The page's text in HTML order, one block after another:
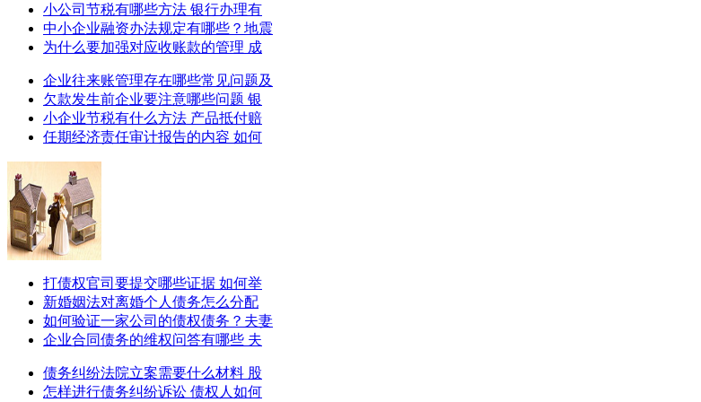
小公司节税有哪些方法 银行办理有
中小企业融资办法规定有哪些？地震
为什么要加强对应收账款的管理 成
企业往来账管理存在哪些常见问题及
欠款发生前企业要注意哪些问题 银
小企业节税有什么方法 产品抵付赔
任期经济责任审计报告的内容 如何
打债权官司要提交哪些证据 如何举
新婚姻法对离婚个人债务怎么分配
如何验证一家公司的债权债务？夫妻
企业合同债务的维权问答有哪些 夫
债务纠纷法院立案需要什么材料 股
怎样进行债务纠纷诉讼 债权人如何